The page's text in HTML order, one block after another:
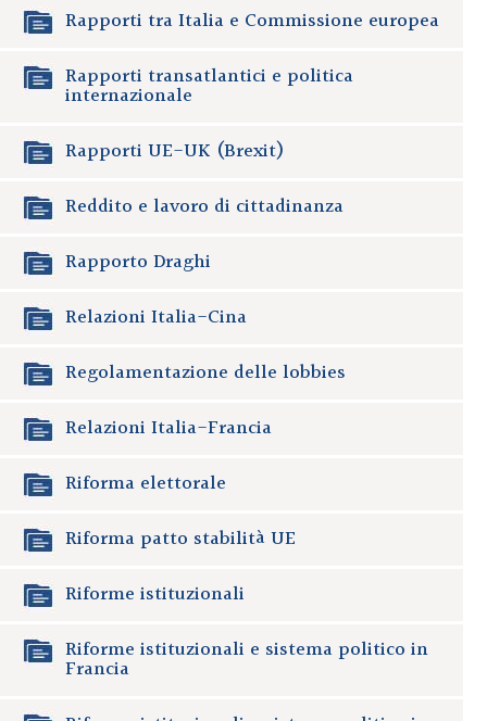
Rapporti tra Italia e Commissione europea
Rapporti transatlantici e politica
internazionale
Rapporti UE-UK (Brexit)
Reddito e lavoro di cittadinanza
Rapporto Draghi
Relazioni Italia-Cina
Regolamentazione delle lobbies
Relazioni Italia-Francia
Riforma elettorale
Riforma patto stabilità UE
Riforme istituzionali
Riforme istituzionali e sistema politico in
Francia